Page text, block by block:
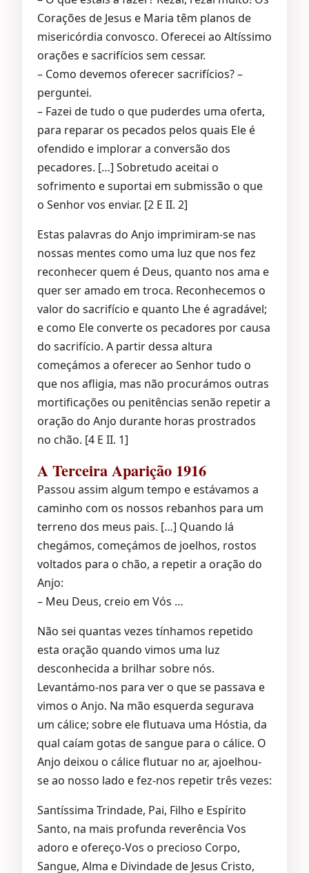
Corações de Jesus e Maria têm planos de
misericórdia convosco. Oferecei ao Altíssimo
orações e sacrifícios sem cessar.
– Como devemos oferecer sacrifícios? –
perguntei.
– Fazei de tudo o que puderdes uma oferta,
para reparar os pecados pelos quais Ele é
ofendido e implorar a conversão dos
pecadores. […] Sobretudo aceitai o
sofrimento e suportai em submissão o que
o Senhor vos enviar. [2 E II. 2]
Estas palavras do Anjo imprimiram-se nas
nossas mentes como uma luz que nos fez
reconhecer quem é Deus, quanto nos ama e
quer ser amado em troca. Reconhecemos o
valor do sacrifício e quanto Lhe é agradável;
e como Ele converte os pecadores por causa
do sacrifício. A partir dessa altura
começámos a oferecer ao Senhor tudo o
que nos afligia, mas não procurámos outras
mortificações ou penitências senão repetir a
oração do Anjo durante horas prostrados
no chão. [4 E II. 1]
A Terceira Aparição 1916
Passou assim algum tempo e estávamos a
caminho com os nossos rebanhos para um
terreno dos meus pais. […] Quando lá
chegámos, começámos de joelhos, rostos
voltados para o chão, a repetir a oração do
Anjo:
– Meu Deus, creio em Vós …
Não sei quantas vezes tínhamos repetido
esta oração quando vimos uma luz
desconhecida a brilhar sobre nós.
Levantámo-nos para ver o que se passava e
vimos o Anjo. Na mão esquerda segurava
um cálice; sobre ele flutuava uma Hóstia, da
qual caíam gotas de sangue para o cálice. O
Anjo deixou o cálice flutuar no ar, ajoelhou-
se ao nosso lado e fez-nos repetir três vezes:
Santíssima Trindade, Pai, Filho e Espírito
Santo, na mais profunda reverência Vos
adoro e ofereço-Vos o precioso Corpo,
Sangue, Alma e Divindade de Jesus Cristo,